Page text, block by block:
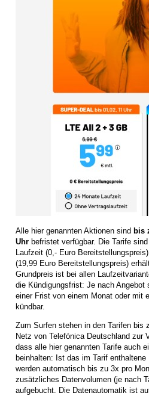
Alle hier genannten Aktionen sind bis
Uhr befristet verfügbar. Die Tarife
Laufzeit (0,- Euro
(19,99 Euro Bereitstellungspreis)
Grundpreis ist bei allen
die Kündigungsfrist: Je nach Angebot
einer Frist von einem Monat oder mit
kündbar.
Zum Surfen stehen in den Tarifen bis
Netz von Telefónica Deutschland zur
dass alle hier genannten Tarife auch
beinhalten: Ist das im Tarif
werden automatisch bis zu 3x pro
zusätzliches Datenvolumen (je nach
aufgebucht. Die Datenautomatik ist